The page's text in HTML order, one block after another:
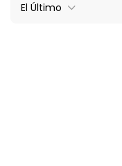
El Último